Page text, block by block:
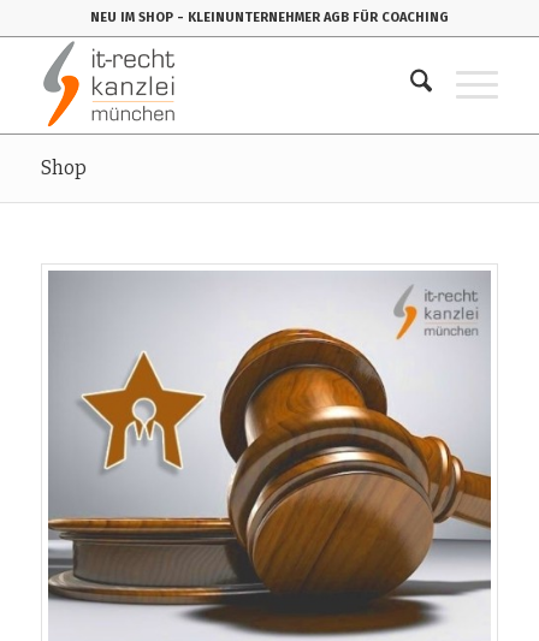
NEU IM SHOP - KLEINUNTERNEHMER AGB FÜR COACHING
Shop